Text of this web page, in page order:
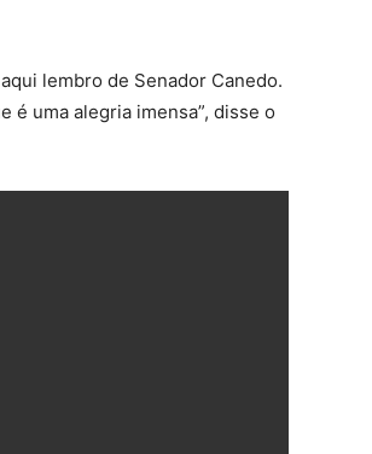
lembro de Senador Canedo.
é uma alegria imensa”, disse o